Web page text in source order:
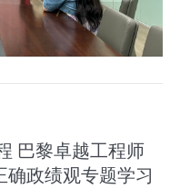
巴黎卓越工程师
政绩观专题学习